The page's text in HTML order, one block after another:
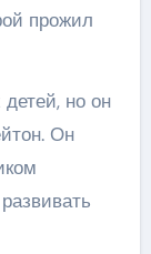
прожил
но он
Он